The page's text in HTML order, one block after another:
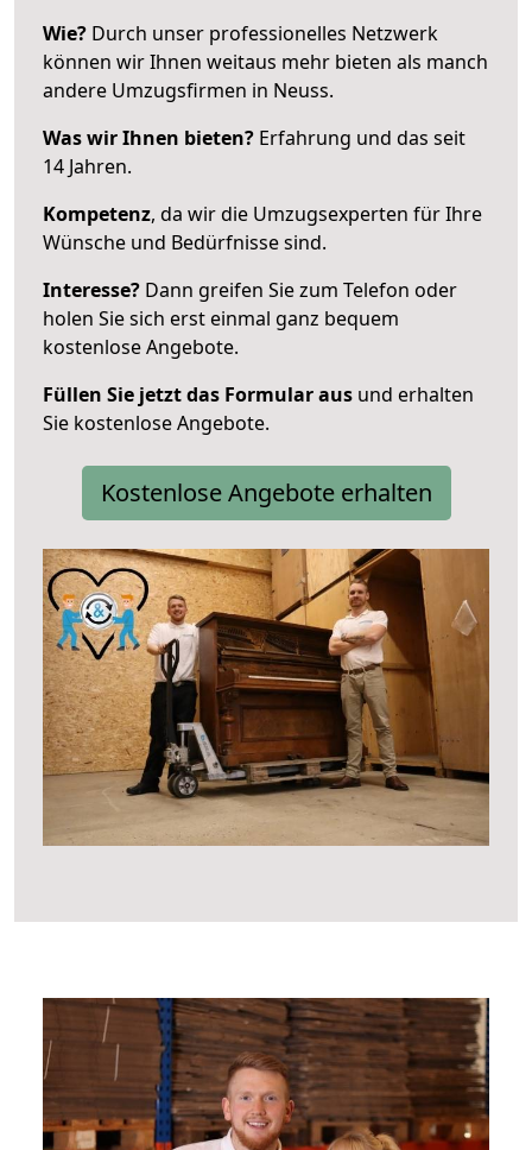
Wie? Durch unser professionelles Netzwerk
können wir Ihnen weitaus mehr bieten als manch
andere Umzugsfirmen in Neuss.
Was wir Ihnen bieten? Erfahrung und das seit
14 Jahren.
Kompetenz, da wir die Umzugsexperten für Ihre
Wünsche und Bedürfnisse sind.
Interesse? Dann greifen Sie zum Telefon oder
holen Sie sich erst einmal ganz bequem
kostenlose Angebote.
Füllen Sie jetzt das Formular aus und erhalten
Sie kostenlose Angebote.
Kostenlose Angebote erhalten